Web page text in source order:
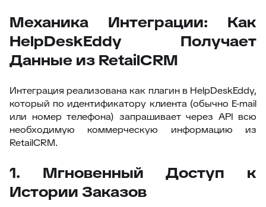
Механика Интеграции: Как
HelpDeskEddy Получает
Данные из RetailCRM
Интеграция реализована как плагин в HelpDeskEddy,
который по идентификатору клиента (обычно E-mail
или номер телефона) запрашивает через API всю
необходимую коммерческую информацию из
RetailCRM.
1. Мгновенный Доступ к
Истории Заказов